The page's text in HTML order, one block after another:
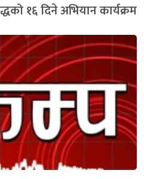
१६ दिने अभियान कार्यक्रम